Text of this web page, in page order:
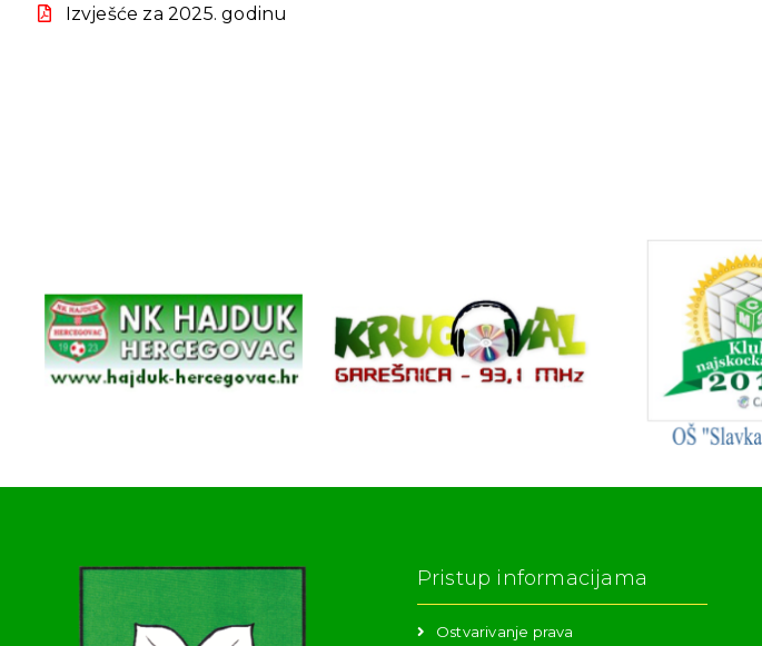
Izvješće za 2025. godinu
Pristup informacijama
Ostvarivanje prava